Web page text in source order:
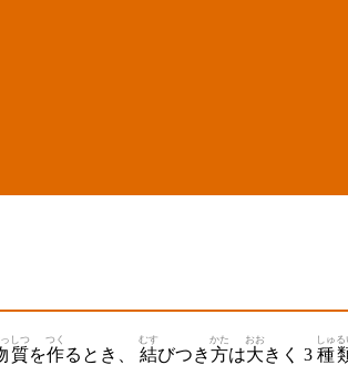
質
っしつ
を作
つく
るとき、 結
むす
びつき方
かた
は大
おお
きく 3 種
しゅる